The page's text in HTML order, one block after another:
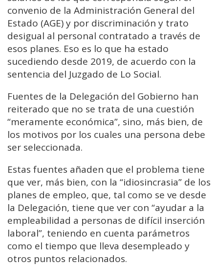
convenio de la Administración General del
Estado (AGE) y por discriminación y trato
desigual al personal contratado a través de
esos planes. Eso es lo que ha estado
sucediendo desde 2019, de acuerdo con la
sentencia del Juzgado de Lo Social.
Fuentes de la Delegación del Gobierno han
reiterado que no se trata de una cuestión
“meramente económica”, sino, más bien, de
los motivos por los cuales una persona debe
ser seleccionada.
Estas fuentes añaden que el problema tiene
que ver, más bien, con la “idiosincrasia” de los
planes de empleo, que, tal como se ve desde
la Delegación, tiene que ver con “ayudar a la
empleabilidad a personas de difícil inserción
laboral”, teniendo en cuenta parámetros
como el tiempo que lleva desempleado y
otros puntos relacionados.